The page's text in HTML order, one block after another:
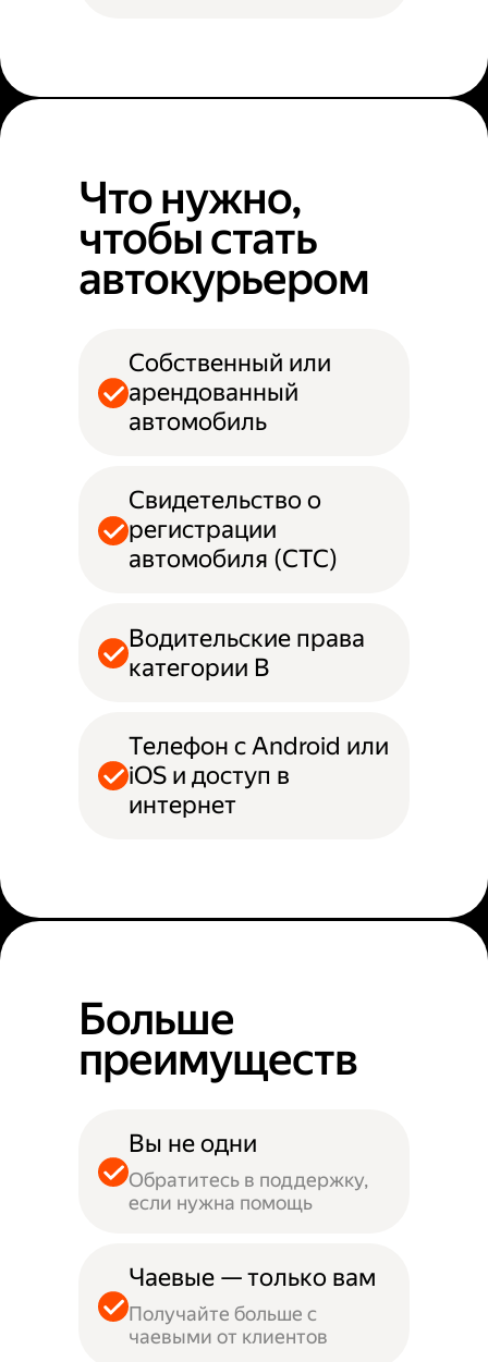
Что нужно,
чтобы стать
автокурьером
Собственный или
арендованный
автомобиль
Свидетельство о
регистрации
автомобиля (СТС)
Водительские права
категории B
Телефон с Android или
iOS и доступ в
интернет
Больше
преимуществ
Вы не одни
Обратитесь в поддержку,
если нужна помощь
Чаевые — только вам
Получайте больше с
чаевыми от клиентов